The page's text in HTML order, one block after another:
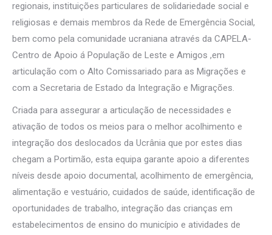
regionais, instituições particulares de solidariedade social e
religiosas e demais membros da Rede de Emergência Social,
bem como pela comunidade ucraniana através da CAPELA-
Centro de Apoio á População de Leste e Amigos ,em
articulação com o Alto Comissariado para as Migrações e
com a Secretaria de Estado da Integração e Migrações.
Criada para assegurar a articulação de necessidades e
ativação de todos os meios para o melhor acolhimento e
integração dos deslocados da Ucrânia que por estes dias
chegam a Portimão, esta equipa garante apoio a diferentes
níveis desde apoio documental, acolhimento de emergência,
alimentação e vestuário, cuidados de saúde, identificação de
oportunidades de trabalho, integração das crianças em
estabelecimentos de ensino do município e atividades de